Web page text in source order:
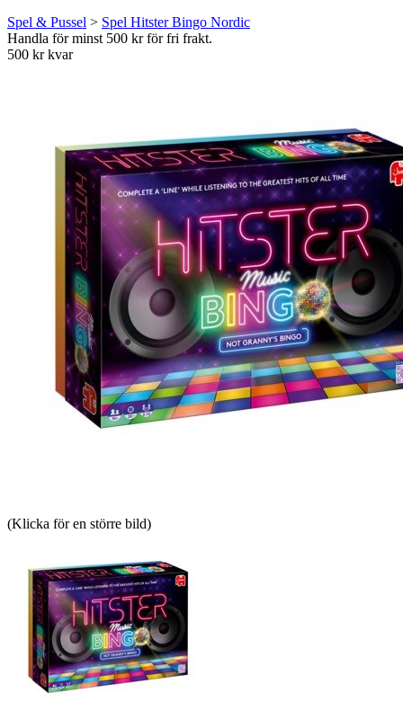
Spel & Pussel > Spel Hitster Bingo Nordic
Handla för minst 500 kr för fri frakt.
500 kr kvar
(Klicka för en större bild)